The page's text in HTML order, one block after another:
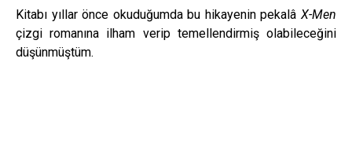
Kitabı yıllar önce okuduğumda bu hikayenin pekalâ X-Men
çizgi romanına ilham verip temellendirmiş olabileceğini
düşünmüştüm.